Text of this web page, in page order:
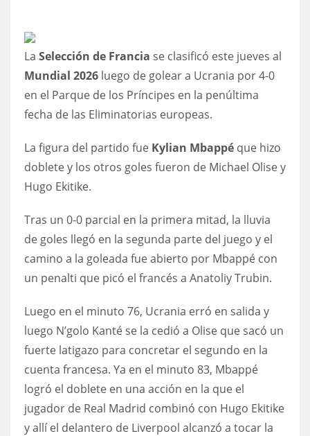
24
IND
34
MIN
DEN
24
PIT
19
La Selección de Francia se clasificó este jueves al
Mundial 2026 luego de golear a Ucrania por 4-0
en el Parque de los Príncipes en la penúltima
fecha de las Eliminatorias europeas.
La figura del partido fue Kylian Mbappé que hizo
doblete y los otros goles fueron de Michael Olise y
Hugo Ekitike.
Tras un 0-0 parcial en la primera mitad, la lluvia
de goles llegó en la segunda parte del juego y el
camino a la goleada fue abierto por Mbappé con
un penalti que picó el francés a Anatoliy Trubin.
Luego en el minuto 76, Ucrania erró en salida y
luego N’golo Kanté se la cedió a Olise que sacó un
fuerte latigazo para concretar el segundo en la
cuenta francesa. Ya en el minuto 83, Mbappé
logró el doblete en una acción en la que el
jugador de Real Madrid combinó con Hugo Ekitike
y allí el delantero de Liverpool alcanzó a tocar la